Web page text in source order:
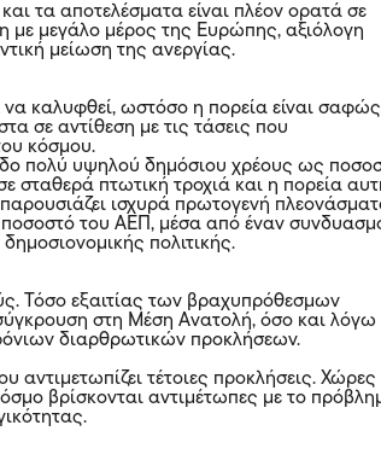
τα αποτελέσματα είναι πλέον ορατά σε
με μεγάλο μέρος της Ευρώπης, αξιόλογη
μείωση της ανεργίας.
καλυφθεί, ωστόσο η πορεία είναι σαφώς
σε αντίθεση με τις τάσεις που
κόσμου.
πολύ υψηλού δημόσιου χρέους ως
σταθερά πτωτική τροχιά και η πορεία
ισχυρά πρωτογενή
ποσοστό του ΑΕΠ, μέσα από έναν
πολιτικής.
Τόσο εξαιτίας των βραχυπρόθεσμων
στη Μέση Ανατολή, όσο και λόγω
διαρθρωτικών προκλήσεων.
αντιμετωπίζει τέτοιες προκλήσεις. Χώρες
βρίσκονται αντιμέτωπες με το